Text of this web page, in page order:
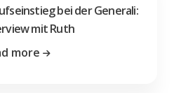
bei der Generali:
mit Ruth
more